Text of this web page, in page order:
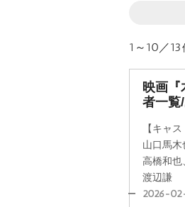
1～10／13
映画『
者一覧
【キャ
山口馬木
高橋和也
渡辺謙
2026-